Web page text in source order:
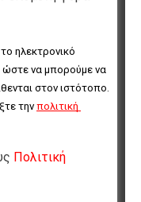
ηλεκτρονικό
ώστε να μπορούμε να
στον ιστότοπο.
την πολιτική
Πολιτική